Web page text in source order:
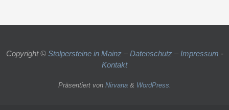
Copyright © Stolpersteine in Mainz –Datenschutz– Impressum -
Kontakt
Präsentiert von Nirvana& WordPress.